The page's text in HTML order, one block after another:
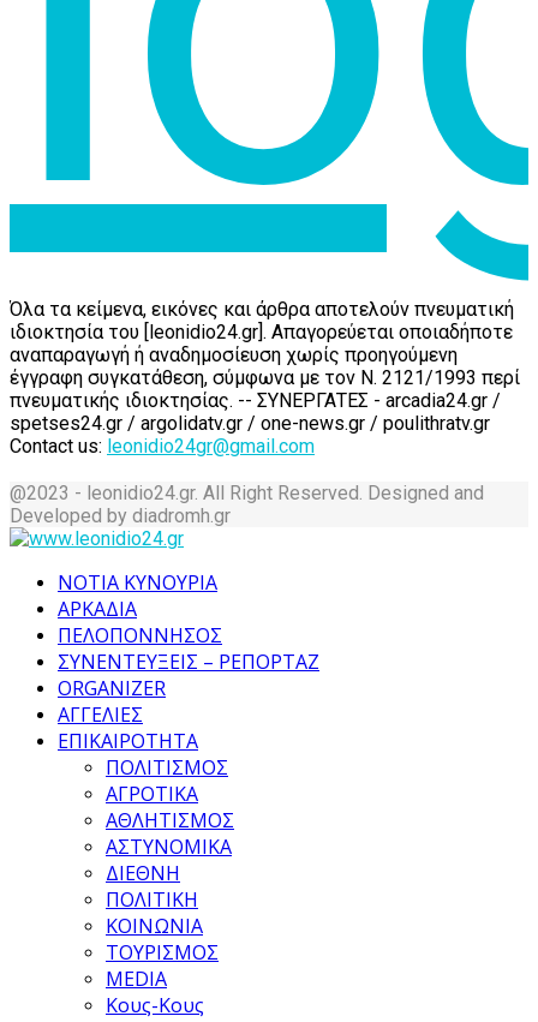
Όλα τα κείμενα, εικόνες και άρθρα αποτελούν πνευματική
ιδιοκτησία του [leonidio24.gr]. Απαγορεύεται οποιαδήποτε
αναπαραγωγή ή αναδημοσίευση χωρίς προηγούμενη
έγγραφη συγκατάθεση, σύμφωνα με τον Ν. 2121/1993 περί
πνευματικής ιδιοκτησίας. -- ΣΥΝΕΡΓΑΤΕΣ - arcadia24.gr /
spetses24.gr / argolidatv.gr / one-news.gr / poulithratv.gr
Contact us: leonidio24gr@gmail.com
@2023 - leonidio24.gr. All Right Reserved. Designed and
Developed by diadromh.gr
ΝΟΤΙΑ ΚΥΝΟΥΡΙΑ
ΑΡΚΑΔΙΑ
ΠΕΛΟΠΟΝΝΗΣΟΣ
ΣΥΝΕΝΤΕΥΞΕΙΣ – ΡΕΠΟΡΤΑΖ
ORGANIZER
ΑΓΓΕΛΙΕΣ
ΕΠΙΚΑΙΡΟΤΗΤΑ
ΠΟΛΙΤΙΣΜΟΣ
ΑΓΡΟΤΙΚΑ
ΑΘΛΗΤΙΣΜΟΣ
ΑΣΤΥΝΟΜΙΚΑ
ΔΙΕΘΝΗ
ΠΟΛΙΤΙΚΗ
ΚΟΙΝΩΝΙΑ
ΤΟΥΡΙΣΜΟΣ
MEDIA
Κους-Κους